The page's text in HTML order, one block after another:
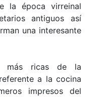
la época virreinal
antiguos así
una interesante
más ricas de la
a la cocina
impresos del